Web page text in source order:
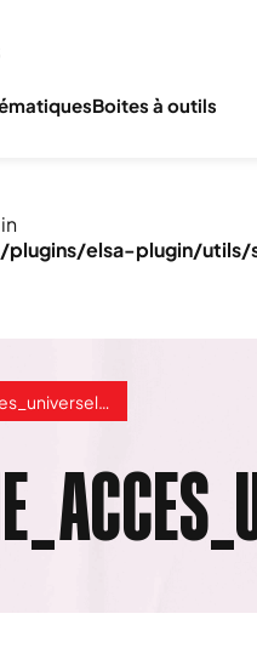
elsa-plugin/utils/
Boites à outils